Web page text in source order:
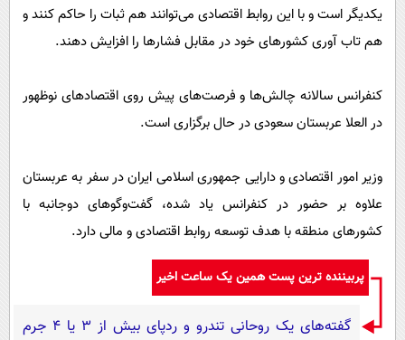
یکدیگر است و با این روابط اقتصادی می‌توانند هم ثبات را حاکم کنند و
هم تاب آوری کشور‌های خود در مقابل فشار‌ها را افزایش دهند.
کنفرانس سالانه چالش‌ها و فرصت‌های پیش روی اقتصاد‌های نوظهور
در العلا عربستان سعودی در حال برگزاری است.
وزیر امور اقتصادی و دارایی جمهوری اسلامی ایران در سفر به عربستان
علاوه بر حضور در کنفرانس یاد شده، گفت‌و‌گو‌های دوجانبه با
کشور‌های منطقه با هدف توسعه روابط اقتصادی و مالی دارد.
پربیننده ترین پست همین یک ساعت اخیر
گفته‌های یک روحانی تندرو و ردپای بیش از ۳ یا ۴ جرم